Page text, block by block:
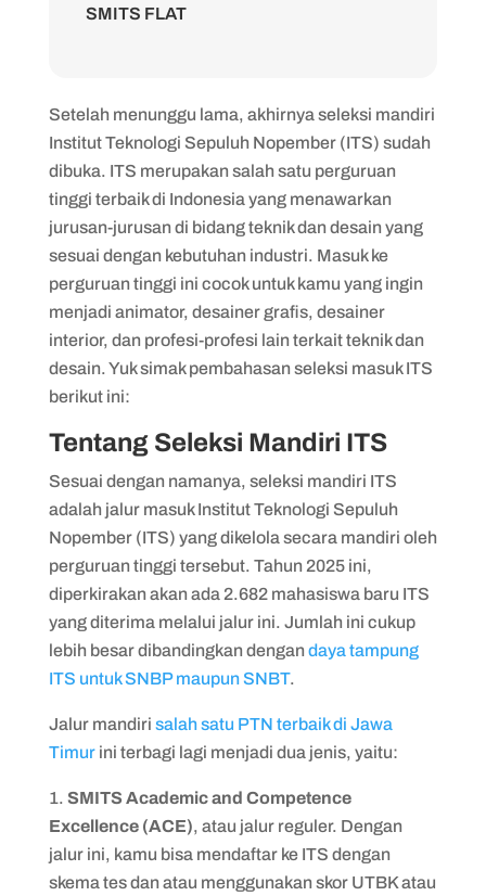
SMITS FLAT
Setelah menunggu lama, akhirnya seleksi mandiri
Institut Teknologi Sepuluh Nopember (ITS) sudah
dibuka. ITS merupakan salah satu perguruan
tinggi terbaik di Indonesia yang menawarkan
jurusan-jurusan di bidang teknik dan desain yang
sesuai dengan kebutuhan industri. Masuk ke
perguruan tinggi ini cocok untuk kamu yang ingin
menjadi animator, desainer grafis, desainer
interior, dan profesi-profesi lain terkait teknik dan
desain. Yuk simak pembahasan seleksi masuk ITS
berikut ini:
Tentang Seleksi Mandiri ITS
Sesuai dengan namanya, seleksi mandiri ITS
adalah jalur masuk Institut Teknologi Sepuluh
Nopember (ITS) yang dikelola secara mandiri oleh
perguruan tinggi tersebut. Tahun 2025 ini,
diperkirakan akan ada 2.682 mahasiswa baru ITS
yang diterima melalui jalur ini. Jumlah ini cukup
lebih besar dibandingkan dengandaya tampung
ITS untuk SNBP maupun SNBT.
Jalur mandiri salah satu PTN terbaik di Jawa
Timurini terbagi lagi menjadi dua jenis, yaitu:
SMITS Academic and Competence
Excellence (ACE), atau jalur reguler. Dengan
jalur ini, kamu bisa mendaftar ke ITS dengan
skema tes dan atau menggunakan skor UTBK atau